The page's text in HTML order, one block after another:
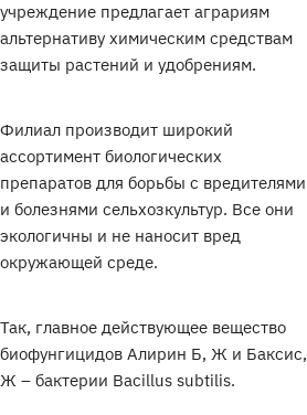
учреждение предлагает аграриям
альтернативу химическим средствам
защиты растений и удобрениям.
Филиал производит широкий
ассортимент биологических
препаратов для борьбы с вредителями
и болезнями сельхозкультур. Все они
экологичны и не наносит вред
окружающей среде.
Так, главное действующее вещество
биофунгицидов Алирин Б, Ж и Баксис,
Ж – бактерии Вacillus subtilis.